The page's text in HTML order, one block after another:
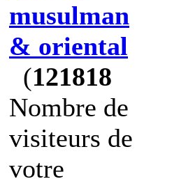
musulman
& oriental
(121818
Nombre de
visiteurs de
votre